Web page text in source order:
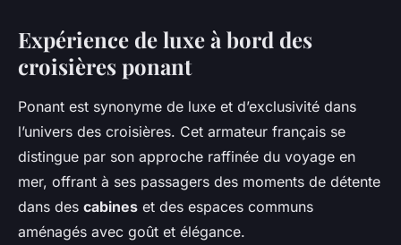
Expérience de luxe à bord des
croisières ponant
Ponant est synonyme de luxe et d’exclusivité dans
l’univers des croisières. Cet armateur français se
distingue par son approche raffinée du voyage en
mer, offrant à ses passagers des moments de détente
dans des cabines et des espaces communs
aménagés avec goût et élégance.